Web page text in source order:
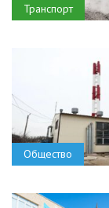
Транспорт
Общество